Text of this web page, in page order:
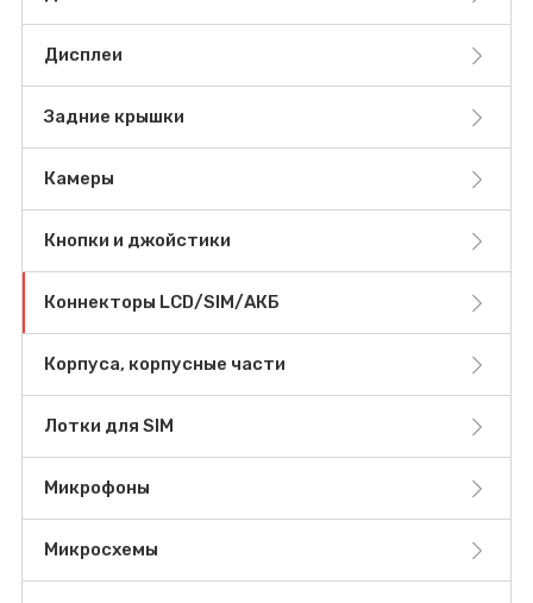
Дисплеи
Задние крышки
Камеры
Кнопки и джойстики
Коннекторы LCD/SIM/АКБ
Корпуса, корпусные части
Лотки для SIM
Микрофоны
Микросхемы